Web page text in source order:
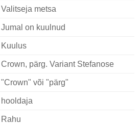
Valitseja metsa
Jumal on kuulnud
Kuulus
Crown, pärg. Variant Stefanose
"Crown" või "pärg"
hooldaja
Rahu